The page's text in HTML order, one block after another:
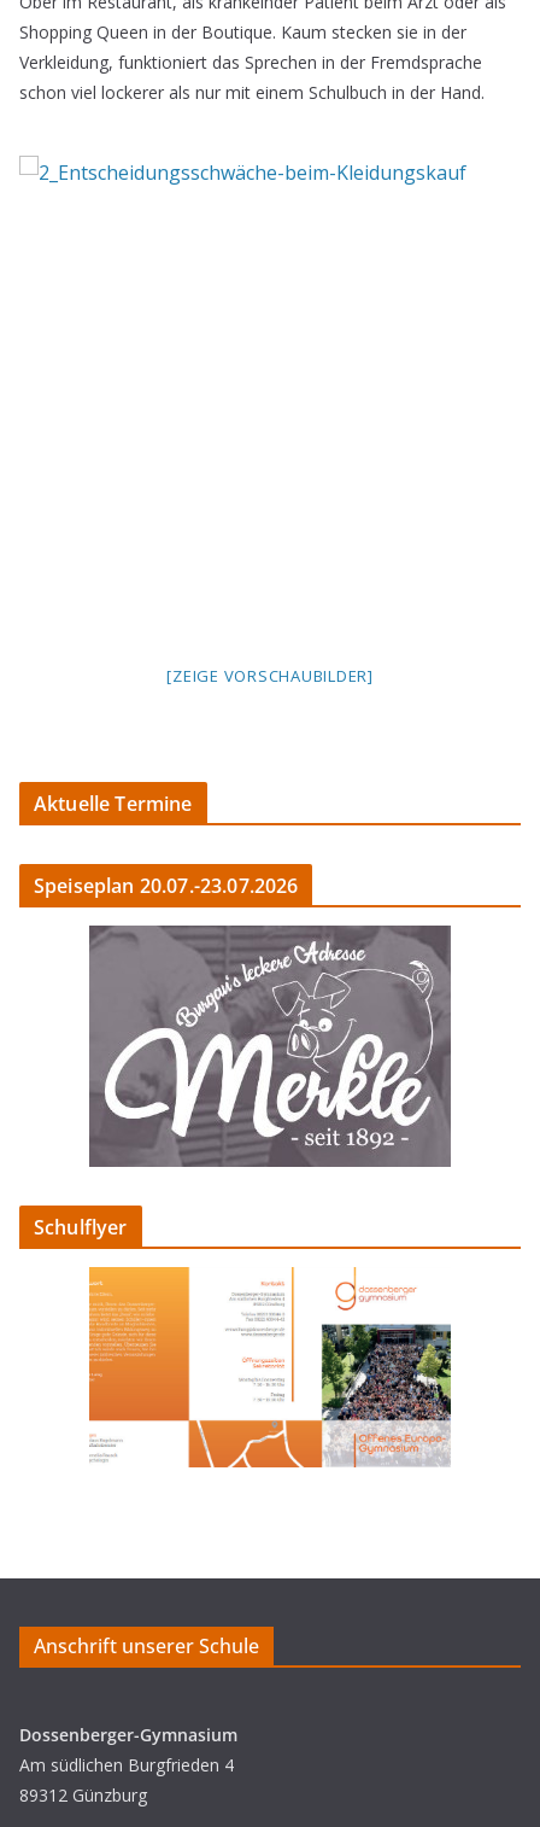
Shopping Queen in der Boutique. Kaum stecken sie in der
Verkleidung, funktioniert das Sprechen in der Fremdsprache
schon viel lockerer als nur mit einem Schulbuch in der Hand.
[ZEIGE VORSCHAUBILDER]
Aktuelle Termine
Speiseplan 20.07.-23.07.2026
Schulflyer
Anschrift unserer Schule
Dossenberger-Gymnasium
Am südlichen Burgfrieden 4
89312 Günzburg